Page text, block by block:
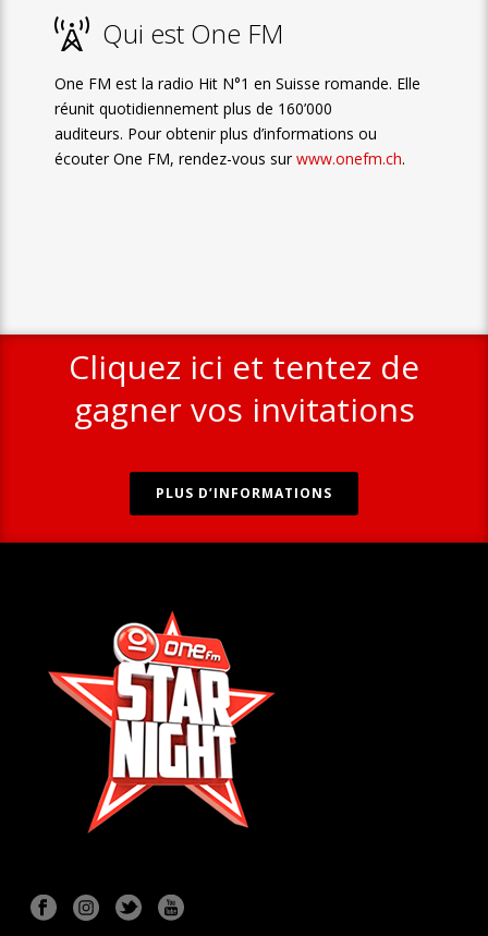
Qui est One FM
One FM est la radio Hit N°1 en Suisse romande. Elle
réunit quotidiennement plus de 160’000
auditeurs. Pour obtenir plus d’informations ou
écouter One FM, rendez-vous surwww.onefm.ch.
Cliquez ici et tentez de
gagner vos invitations
PLUS D’INFORMATIONS